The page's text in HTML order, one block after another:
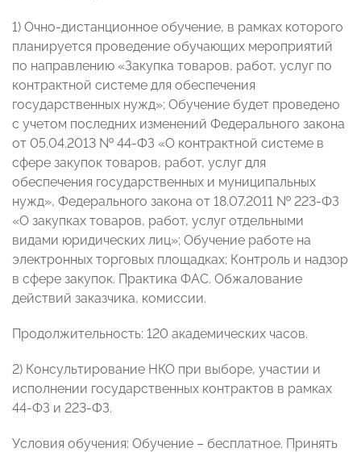
1) Очно-дистанционное обучение, в рамках которого
планируется проведение обучающих мероприятий
по направлению «Закупка товаров, работ, услуг по
контрактной системе для обеспечения
государственных нужд»; Обучение будет проведено
с учетом последних изменений Федерального закона
от 05.04.2013 № 44-ФЗ «О контрактной системе в
сфере закупок товаров, работ, услуг для
обеспечения государственных и муниципальных
нужд», Федерального закона от 18.07.2011 № 223-ФЗ
«О закупках товаров, работ, услуг отдельными
видами юридических лиц»; Обучение работе на
электронных торговых площадках; Контроль и надзор
в сфере закупок. Практика ФАС. Обжалование
действий заказчика, комиссии.
Продолжительность: 120 академических часов.
2) Консультирование НКО при выборе, участии и
исполнении государственных контрактов в рамках
44-ФЗ и 223-ФЗ.
Условия обучения: Обучение – бесплатное. Принять